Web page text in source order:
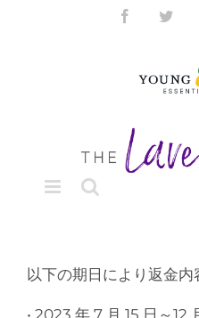
Facebook
以下の期日により返金内
• 2023 年 7 月 15 日～12